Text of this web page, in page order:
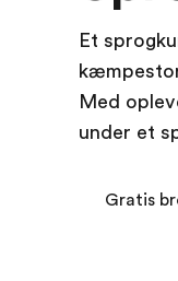
Et
Med
under et
Gratis